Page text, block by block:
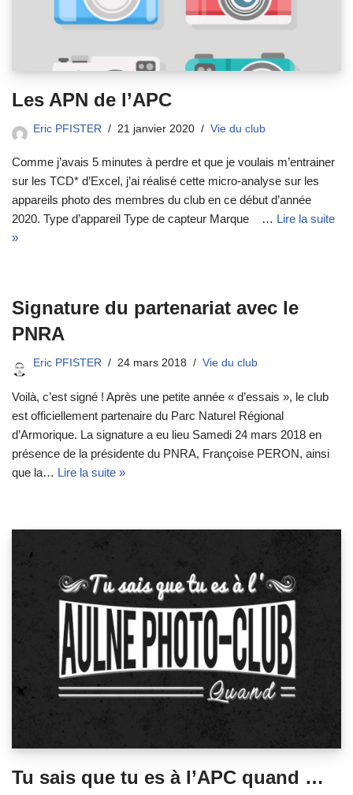
Les APN de l’APC
Eric PFISTER 21 janvier 2020 Vie du club
Comme j’avais 5 minutes à perdre et que je voulais m’entrainer
sur les TCD* d’Excel, j’ai réalisé cette micro-analyse sur les
appareils photo des membres du club en ce début d’année
2020. Type d’appareil Type de capteur Marque … Lire la suite
»
Signature du partenariat avec le
PNRA
Eric PFISTER 24 mars 2018 Vie du club
Voilà, c’est signé ! Après une petite année « d’essais », le club
est officiellement partenaire du Parc Naturel Régional
d’Armorique. La signature a eu lieu Samedi 24 mars 2018 en
présence de la présidente du PNRA, Françoise PERON, ainsi
que la… Lire la suite »
Tu sais que tu es à l’APC quand …